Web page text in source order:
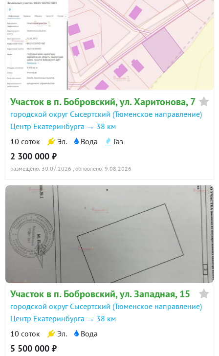
Участок в п. Бобровский, ул. Харитонова, 7
городской округ Сысертский (Тюменское направление)
Центр Екатеринбурга → 38 км
10 соток
Эл. Вода Газ
2 300 000 ₽
размещено: 30.07.2026 , обновлено: 9.08.2026
Участок в п. Бобровский, ул. Западная, 15
городской округ Сысертский (Тюменское направление)
Центр Екатеринбурга → 38 км
10 соток
Эл. Вода
5 500 000 ₽